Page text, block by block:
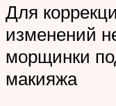
Для
изменений
морщинки
макияжа